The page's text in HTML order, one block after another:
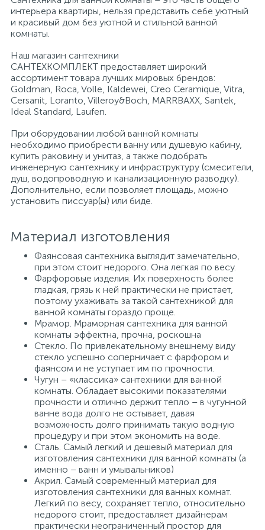
интерьера квартиры, нельзя представить себе уютный
и красивый дом без уютной и стильной ванной
комнаты.
Наш магазин сантехники
САНТЕХКОМПЛЕКТ предоставляет широкий
ассортимент товара лучших мировых брендов:
Goldman, Roca, Volle, Kaldewei, Creo Ceramique, Vitra,
Cersanit, Loranto, Villeroy&Boch, MARRBAXX, Santek,
Ideal Standard, Laufen.
При оборудовании любой ванной комнаты
необходимо приобрести ванну или душевую кабину,
купить раковину и унитаз, а также подобрать
инженерную сантехнику и инфраструктуру (смесители,
душ, водопроводную и канализационную разводку).
Дополнительно, если позволяет площадь, можно
установить писсуар(ы) или биде.
Материал изготовления
Фаянсовая сантехника выглядит замечательно,
при этом стоит недорого. Она легкая по весу.
Фарфоровые изделия. Их поверхность более
гладкая, грязь к ней практически не пристает,
поэтому ухаживать за такой сантехникой для
ванной комнаты гораздо проще.
Мрамор. Мраморная сантехника для ванной
комнаты эффектна, прочна, роскошна
Стекло. По привлекательному внешнему виду
стекло успешно соперничает с фарфором и
фаянсом и не уступает им по прочности.
Чугун – «классика» сантехники для ванной
комнаты. Обладает высокими показателями
прочности и отлично держит тепло – в чугунной
ванне вода долго не остывает, давая
возможность долго принимать такую водную
процедуру и при этом экономить на воде.
Сталь. Самый легкий и дешевый материал для
изготовления сантехники для ванной комнаты (а
именно – ванн и умывальников)
Акрил. Самый современный материал для
изготовления сантехники для ванных комнат.
Легкий по весу, сохраняет тепло, относительно
недорого стоит, предоставляет дизайнерам
практически неограниченный простор для
Полотенцесушители
Душевые трапы
Сифоны и выпуски
Аксессуары для ванной
Системы контроля протечки воды